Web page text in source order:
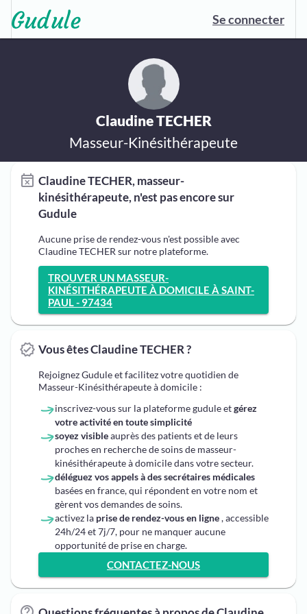
Se connecter
Claudine TECHER
Masseur-Kinésithérapeute
Claudine TECHER, masseur-
kinésithérapeute, n'est pas encore sur
Gudule
Aucune prise de rendez-vous n'est possible avec
Claudine TECHER sur notre plateforme.
TROUVER UN MASSEUR-
KINÉSITHÉRAPEUTE À DOMICILE À SAINT-
PAUL - 97434
Vous êtes Claudine TECHER ?
Rejoignez Gudule et facilitez votre quotidien de
Masseur-Kinésithérapeute à domicile :
inscrivez-vous sur la plateforme gudule etgérez
votre activité en toute simplicité
soyez visibleauprès des patients et de leurs
proches en recherche de soins de masseur-
kinésithérapeute à domicile dans votre secteur.
déléguez vos appels à des secrétaires médicales
basées en france, qui répondent en votre nom et
gèrent vos demandes de soins.
activez la prise de rendez-vous en ligne, accessible
24h/24 et 7j/7, pour ne manquer aucune
opportunité de prise en charge.
CONTACTEZ-NOUS